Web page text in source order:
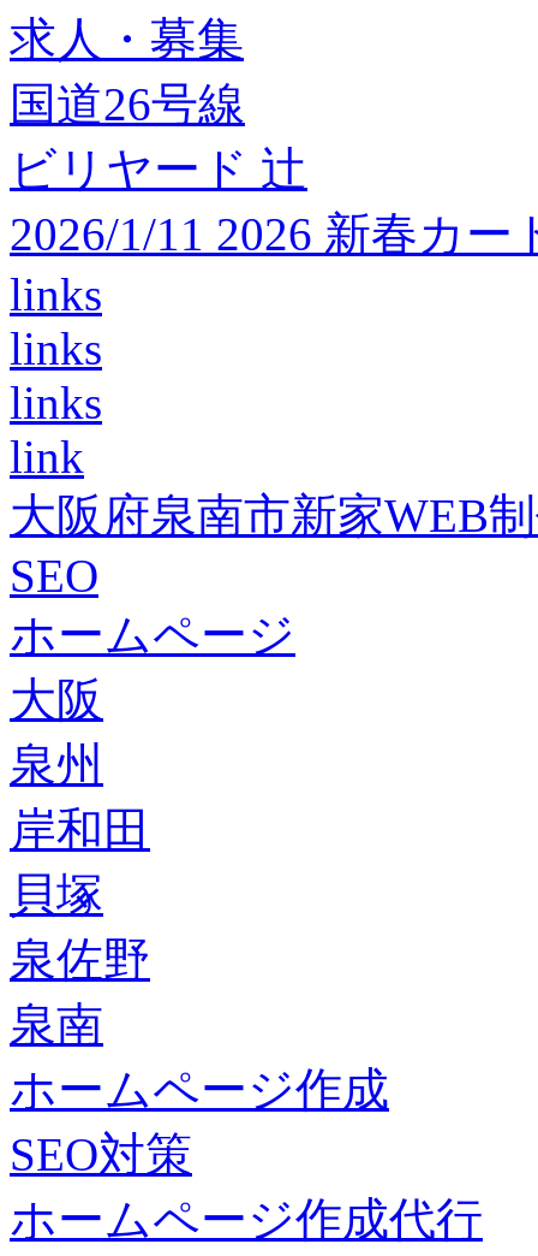
求人・募集
国道26号線
ビリヤード 辻
2026/1/11 2026 新春カ
links
links
links
link
大阪府泉南市新家WEB
SEO
ホームページ
大阪
泉州
岸和田
貝塚
泉佐野
泉南
ホームページ作成
SEO対策
ホームページ作成代行